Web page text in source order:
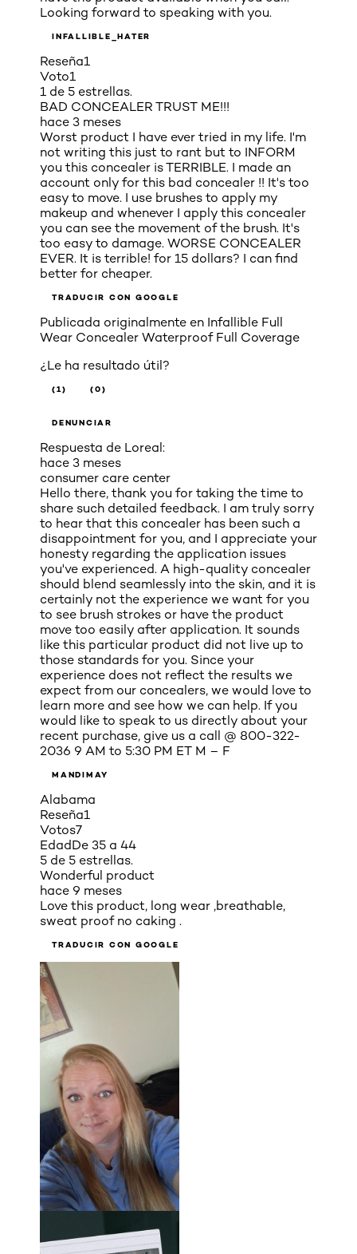
Looking forward to speaking with you.
INFALLIBLE_HATER
Reseña1
Voto1
1 de 5 estrellas.
BAD CONCEALER TRUST ME!!!
hace 3 meses
Worst product I have ever tried in my life. I'm
not writing this just to rant but to INFORM
you this concealer is TERRIBLE. I made an
account only for this bad concealer !! It's too
easy to move. I use brushes to apply my
makeup and whenever I apply this concealer
you can see the movement of the brush. It's
too easy to damage. WORSE CONCEALER
EVER. It is terrible! for 15 dollars? I can find
better for cheaper.
TRADUCIR CON GOOGLE
Publicada originalmente en Infallible Full
Wear Concealer Waterproof Full Coverage
¿Le ha resultado útil?
(1) (0)
DENUNCIAR
Respuesta de Loreal:
hace 3 meses
consumer care center
Hello there, thank you for taking the time to
share such detailed feedback. I am truly sorry
to hear that this concealer has been such a
disappointment for you, and I appreciate your
honesty regarding the application issues
you've experienced. A high-quality concealer
should blend seamlessly into the skin, and it is
certainly not the experience we want for you
to see brush strokes or have the product
move too easily after application. It sounds
like this particular product did not live up to
those standards for you. Since your
experience does not reflect the results we
expect from our concealers, we would love to
learn more and see how we can help. If you
would like to speak to us directly about your
recent purchase, give us a call @ 800-322-
2036 9 AM to 5:30 PM ET M – F
MANDIMAY
Alabama
Reseña1
Votos7
EdadDe 35 a 44
5 de 5 estrellas.
Wonderful product
hace 9 meses
Love this product, long wear ,breathable,
sweat proof no caking .
TRADUCIR CON GOOGLE